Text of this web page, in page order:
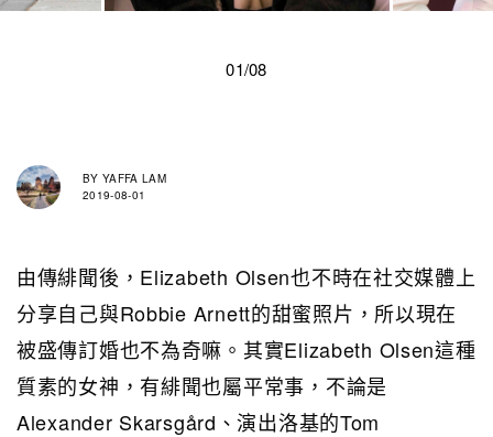
01/08
BY YAFFA LAM
2019-08-01
由傳緋聞後，Elizabeth Olsen也不時在社交媒體上
分享自己與Robbie Arnett的甜蜜照片，所以現在
被盛傳訂婚也不為奇嘛。其實Elizabeth Olsen這種
質素的女神，有緋聞也屬平常事，不論是
Alexander Skarsgård、演出洛基的Tom